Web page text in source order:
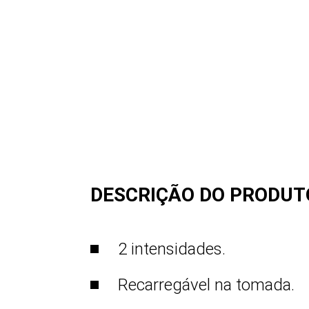
DESCRIÇÃO DO
2 intensidades.
Recarregável na tomada.